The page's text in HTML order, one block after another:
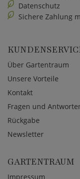
Datenschutz
Sichere Zahlung
Über Gartentraum
Unsere Vorteile
Kontakt
Fragen und
Rückgabe
Newsletter
GARTENTRAUM
Impressum